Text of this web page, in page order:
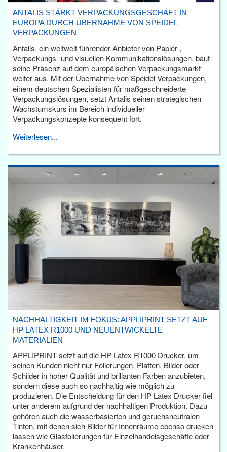
ANTALIS STÄRKT VERPACKUNGSGESCHÄFT IN
EUROPA DURCH ÜBERNAHME VON SPEIDEL
VERPACKUNGEN
Antalis, ein weltweit führender Anbieter von Papier-,
Verpackungs- und visuellen Kommunikationslösungen, baut
seine Präsenz auf dem europäischen Verpackungsmarkt
weiter aus. Mit der Übernahme von Speidel Verpackungen,
einem deutschen Spezialisten für maßgeschneiderte
Verpackungslösungen, setzt Antalis seinen strategischen
Wachstumskurs im Bereich individueller
Verpackungskonzepte konsequent fort.
Weiterlesen...
NACHHALTIGKEIT IM FOKUS: APPLIPRINT SETZT AUF
HP LATEX R1000 UND NEUENTWICKELTE
MATERIALIEN
APPLIPRINT setzt auf die HP Latex R1000 Drucker, um
seinen Kunden nicht nur Folierungen, Platten, Bilder oder
Schilder in hoher Qualität und brillanten Farben anzubieten,
sondern diese auch so nachhaltig wie möglich zu
produzieren. Die Entscheidung für den HP Latex Drucker fiel
unter anderem aufgrund der nachhaltigen Produktion. Dazu
gehören auch die wasserbasierten und geruchsneutralen
Tinten, mit denen sich Bilder für Innenräume ebenso drucken
lassen wie Glasfolierungen für Einzelhandelsgeschäfte oder
Krankenhäuser.